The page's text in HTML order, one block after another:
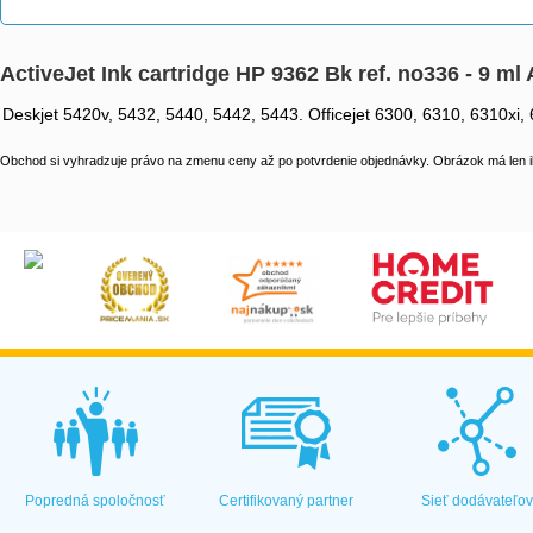
ActiveJet Ink cartridge HP 9362 Bk ref. no336 - 9 ml
Deskjet 5420v, 5432, 5440, 5442, 5443. Officejet 6300, 6310,
Obchod si vyhradzuje právo na zmenu ceny až po potvrdenie objednávky. Obrázok má len
Popredná spoločnosť Certifikovaný partner Sieť dodávateľov